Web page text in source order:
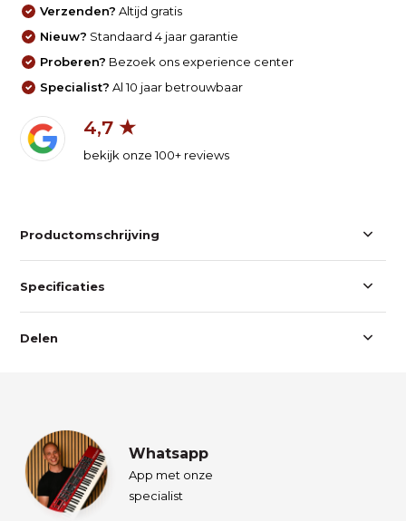
Verzenden? Altijd gratis
Nieuw? Standaard 4 jaar garantie
Proberen? Bezoek ons experience center
Specialist? Al 10 jaar betrouwbaar
4,7 ★
bekijk onze 100+ reviews
Productomschrijving
Specificaties
Delen
Whatsapp
App met onze
specialist